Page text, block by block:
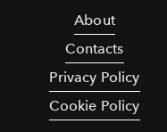
About
Contacts
Privacy Policy
Cookie Policy